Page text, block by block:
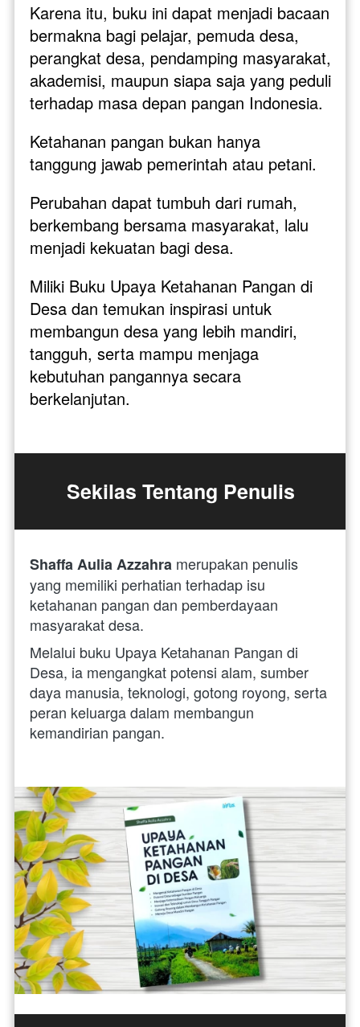
Karena itu, buku ini dapat menjadi bacaan
bermakna bagi pelajar, pemuda desa,
perangkat desa, pendamping masyarakat,
akademisi, maupun siapa saja yang peduli
terhadap masa depan pangan Indonesia.
Ketahanan pangan bukan hanya
tanggung jawab pemerintah atau petani.
Perubahan dapat tumbuh dari rumah,
berkembang bersama masyarakat, lalu
menjadi kekuatan bagi desa.
Miliki Buku Upaya Ketahanan Pangan di
Desa dan temukan inspirasi untuk
membangun desa yang lebih mandiri,
tangguh, serta mampu menjaga
kebutuhan pangannya secara
berkelanjutan.
Sekilas Tentang Penulis
Shaffa Aulia Azzahra merupakan penulis
yang memiliki perhatian terhadap isu
ketahanan pangan dan pemberdayaan
masyarakat desa.
Melalui buku Upaya Ketahanan Pangan di
Desa, ia mengangkat potensi alam, sumber
daya manusia, teknologi, gotong royong, serta
peran keluarga dalam membangun
kemandirian pangan.